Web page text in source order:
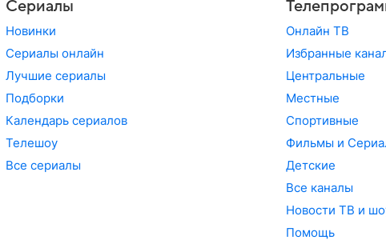
Сериалы
Новинки
Сериалы онлайн
Лучшие сериалы
Подборки
Календарь сериалов
Телешоу
Все сериалы
Онлайн ТВ
Избранные
Центральные
Местные
Спортивные
Фильмы и
Детские
Все каналы
Новости ТВ и
Помощь